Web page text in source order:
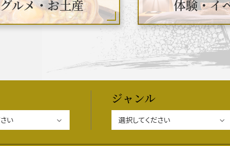
秀吉グルメ・土産 一覧 秀吉功路
信長グルメ・土産一覧 信長攻路
家康グルメ・土産 一覧 名古屋＜家康＞観
グルメ・お土産
体験・イ
ジャンル